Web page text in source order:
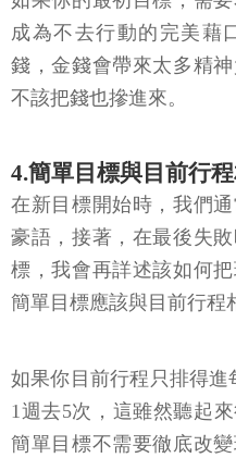
成為不去行動的完美藉
錢，金錢會帶來太多精
不該把錢也摻進來。
4.簡單目標與目前行
在新目標開始時，我們
豪語，接著，在最後失
標，我會再詳述該如何
簡單目標應該與目前行程
如果你目前行程只排得
1週去5次，這雖然聽起
簡單目標不需要徹底改